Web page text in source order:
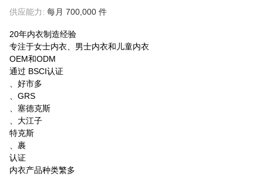
供应能力: 每月 700,000 件
20年内衣制造经验
专注于女士内衣、男士内衣和儿童内衣
OEM和ODM
通过 BSCI认证
、好市多
、GRS
、塞德克斯
、大江子
特克斯
、裹
认证
内衣产品种类繁多